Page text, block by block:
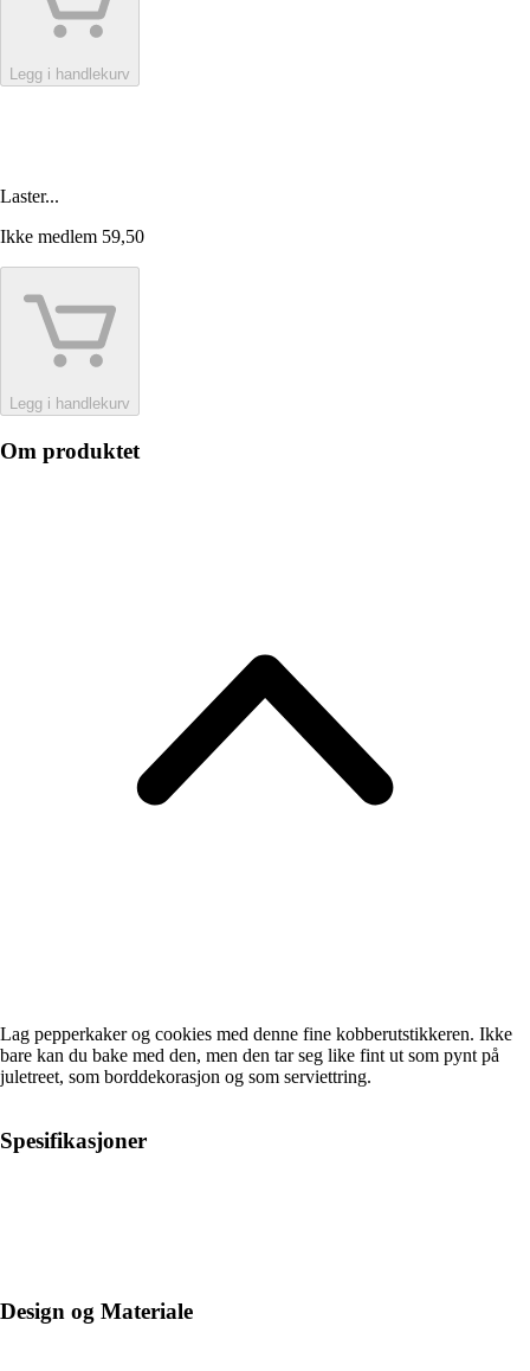
Legg i handlekurv
Laster...
Ikke medlem 59,50
Legg i handlekurv
Om produktet
Lag pepperkaker og cookies med denne fine kobberutstikkeren. Ikke
bare kan du bake med den, men den tar seg like fint ut som pynt på
juletreet, som borddekorasjon og som serviettring.
Spesifikasjoner
Design og Materiale